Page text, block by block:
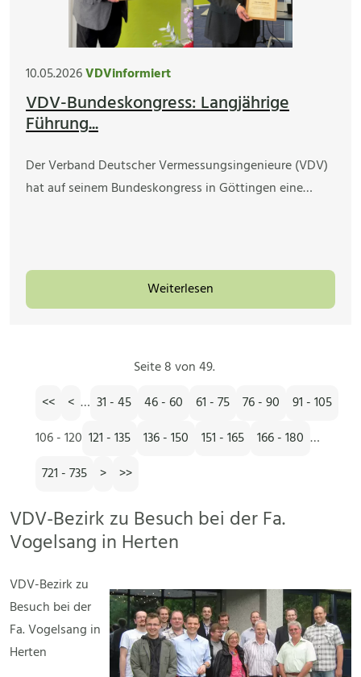
10.05.2026VDVinformiert
VDV-Bundeskongress: Langjährige
Führung...
Der Verband Deutscher Vermessungsingenieure (VDV)
hat auf seinem Bundeskongress in Göttingen eine…
Weiterlesen
Seite 8 von 49.
<<
< … 31 - 45 46 - 60 61 - 75 76 - 90
91 - 105
106 - 120 121 - 135 136 - 150 151 - 165 166 - 180 …
721 - 735
> >>
VDV-Bezirk zu Besuch bei der Fa.
Vogelsang in Herten
VDV-Bezirk zu
Besuch bei der
Fa. Vogelsang in
Herten